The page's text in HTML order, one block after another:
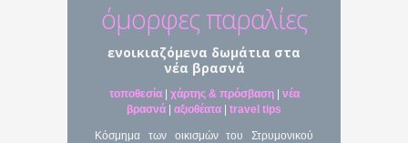
όμορφες παραλίες
ενοικιαζόμενα δωμάτια στα
νέα βρασνά
τοποθεσία| χάρτης & πρόσβαση| νέα
βρασνά
αξιοθέατα travel tips
Κόσμημα των οικισμών του Στρυμονικού